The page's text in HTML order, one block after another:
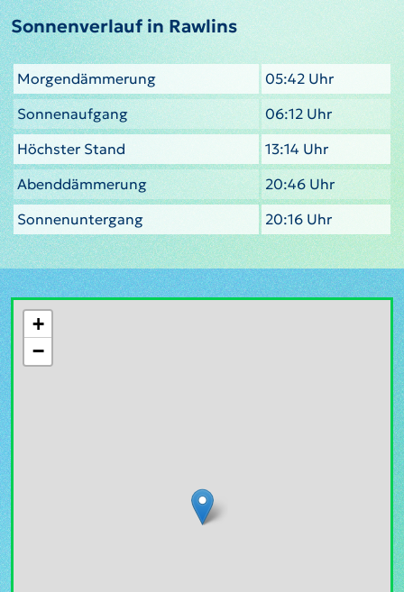
Sonnenverlauf in Rawlins
Morgendämmerung
05:42 Uhr
Sonnenaufgang
06:12 Uhr
Höchster Stand
13:14 Uhr
Abenddämmerung
20:46 Uhr
Sonnenuntergang
20:16 Uhr
+
−